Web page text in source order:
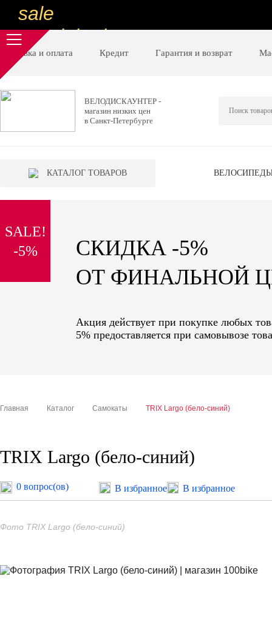
sale
special price
sale
низкие цены
вот дешево
special price
sale
надо брать
sale
Доставка и оплата Кредит Гарантия и возврат
ВЕЛОДИСКАУНТЕР -
магазин низких цен
в Санкт-Петербурге
КАТАЛОГ ТОВАРОВ
SALE!
-5%
СКИДКА -5%
ОТ ФИНАЛЬНОЙ
Акция действует при покупке любых
5% предоставляется при самовывозе
Главная Каталог Самокаты TRIX Largo (бело-синий)
TRIX Largo (бело-синий)
0 вопрос(ов) В избранное В избранное
Фото TRIX Largo (бело-синий)